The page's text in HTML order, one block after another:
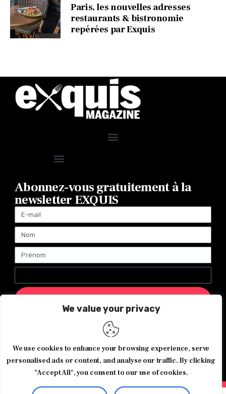
We value your privacy
We use cookies to enhance your browsing experience, serve
personalised ads or content, and analyse our traffic. By clicking
"Accept All", you consent to our use of cookies.
Paris, les nouvelles adresses
restaurants & bistronomie
repérées par Exquis
Abonnez-vous gratuitement à la
newsletter EXQUIS
Magazine Exquis© 2026 Tous droits réservés -Made with ♥️
byAgence de communication JOUR J